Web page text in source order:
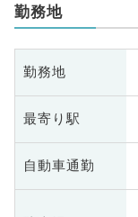
勤務地
勤務地
最寄り駅
自動車通勤